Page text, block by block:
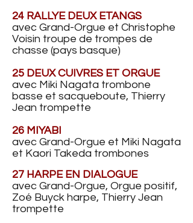
24 RALLYE DEUX ETANGS
avec Grand-Orgue et Christophe
Voisin troupe de trompes de
chasse (pays basque)
25 DEUX CUIVRES ET ORGUE
avec Miki Nagata trombone
basse et sacqueboute, Thierry
Jean trompette
26 MIYABI
avec Grand-Orgue et Miki Nagata
et Kaori Takeda trombones
27 HARPE EN DIALOGUE
avec Grand-Orgue, Orgue positif,
Zoé Buyck harpe, Thierry Jean
trompette